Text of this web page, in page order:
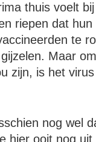
thuis voelt
riepen dat
te
Maar
zijn, is het
nog wel
hier ooit nog